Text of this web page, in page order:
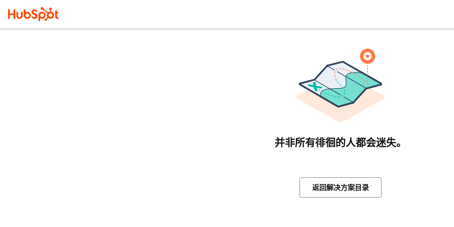
并非所有徘徊的人都会迷失。
返回解决方案目录